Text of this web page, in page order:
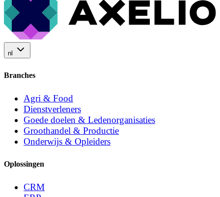
nl
Branches
Agri & Food
Dienstverleners
Goede doelen & Ledenorganisaties
Groothandel & Productie
Onderwijs & Opleiders
Oplossingen
CRM